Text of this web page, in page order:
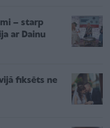
– starp
ar Dainu
fiksēts ne